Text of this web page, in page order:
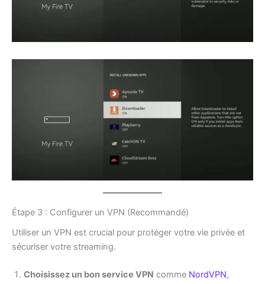
Étape 3 : Configurer un VPN (Recommandé)
Utiliser un VPN est crucial pour protéger votre vie privée et
sécuriser votre streaming.
Choisissez un bon service VPN comme NordVPN,